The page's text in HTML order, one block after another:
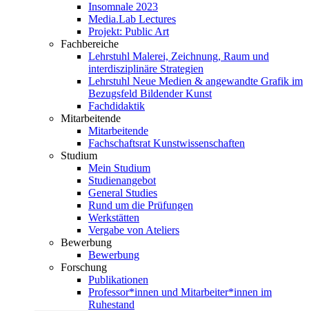
Insomnale 2023
Media.Lab Lectures
Projekt: Public Art
Fachbereiche
Lehrstuhl Malerei, Zeichnung, Raum und
interdisziplinäre Strategien
Lehrstuhl Neue Medien & angewandte Grafik im
Bezugsfeld Bildender Kunst
Fachdidaktik
Mitarbeitende
Mitarbeitende
Fachschaftsrat Kunstwissenschaften
Studium
Mein Studium
Studienangebot
General Studies
Rund um die Prüfungen
Werkstätten
Vergabe von Ateliers
Bewerbung
Bewerbung
Forschung
Publikationen
Professor*innen und Mitarbeiter*innen im
Ruhestand